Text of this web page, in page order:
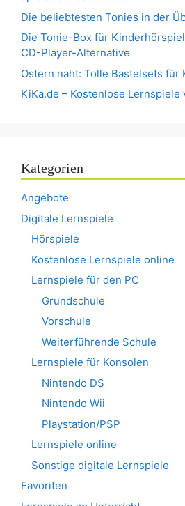
Die beliebtesten Tonies in der
Die Tonie-Box für
CD-Player-Alternative
Ostern naht: Tolle Bastelsets für
KiKa.de – Kostenlose Lernspiele
Kategorien
Angebote
Digitale Lernspiele
Hörspiele
Kostenlose Lernspiele online
Lernspiele für den PC
Grundschule
Vorschule
Weiterführende Schule
Lernspiele für Konsolen
Nintendo DS
Nintendo Wii
Playstation/PSP
Lernspiele online
Sonstige digitale Lernspiele
Favoriten